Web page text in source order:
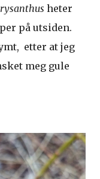
heter
på utsiden.
etter at jeg
meg gule